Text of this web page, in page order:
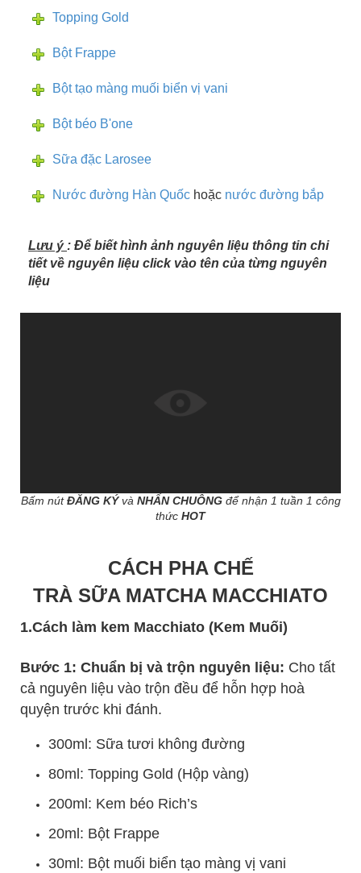
Topping Gold
Bột Frappe
Bột tạo màng muối biển vị vani
Bột béo B'one
Sữa đặc Larosee
Nước đường Hàn Quốc hoặc nước đường bắp
Lưu ý : Để biết hình ảnh nguyên liệu thông tin chi
tiết về nguyên liệu click vào tên của từng nguyên
liệu
Bấm nútĐĂNG KÝvàNHẤN CHUÔNG để nhận 1 tuần 1 công
thức HOT
CÁCH PHA CHẾ
TRÀ SỮA MATCHA MACCHIATO
1.Cách làm kem Macchiato (Kem Muối)
Bước 1: Chuẩn bị và trộn nguyên liệu: Cho tất
cả nguyên liệu vào trộn đều để hỗn hợp hoà
quyện trước khi đánh.
300ml: Sữa tươi không đường
80ml: Topping Gold (Hộp vàng)
200ml: Kem béo Rich’s
20ml: Bột Frappe
30ml: Bột muối biển tạo màng vị vani